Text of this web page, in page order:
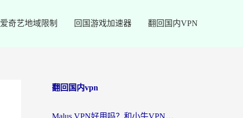
爱奇艺地域限制 回国游戏加速器 翻回国内VPN
翻回国内vpn
Malus VPN好用吗？和小牛VPN对比哪个回国效果更好？海外党亲测实用指南